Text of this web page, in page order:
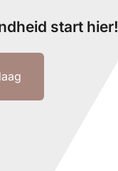
start hier!